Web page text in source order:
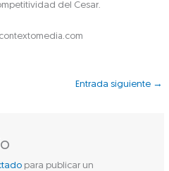
del Cesar.
Entrada siguiente →
para publicar un